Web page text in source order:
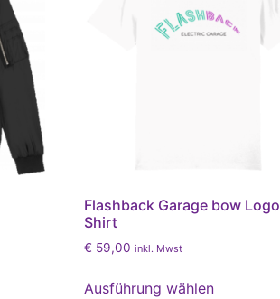
Flashback Garage bow Logo
Shirt
€ 59,00 inkl. Mwst
Ausführung wählen